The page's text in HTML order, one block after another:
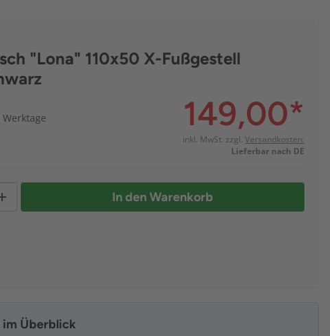
"Lona" 110x50 X-Fußgestell
149,00*
inkl. MwSt. zzgl. Versandkosten:
Lieferbar nach DE
In den Warenkorb
im Überblick